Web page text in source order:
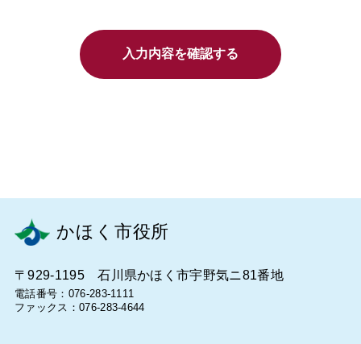
入力内容を確認する
かほく市役所
〒929-1195 石川県かほく市宇野気ニ81番地
電話番号：076-283-1111
ファックス：076-283-4644